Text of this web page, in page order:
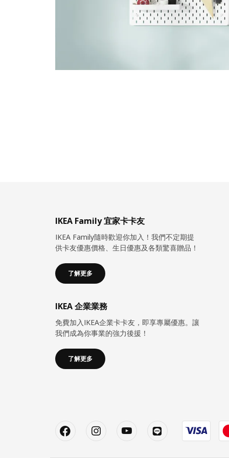
IKEA Family 宜家卡卡友
IKEA Family隨時歡迎你加入！我們不定期提
供卡友優惠價格、生日優惠及各類驚喜贈品！
了解更多
IKEA 企業業務
免費加入IKEA企業卡卡友，即享專屬優惠。讓
我們成為你事業的強力後援！
了解更多